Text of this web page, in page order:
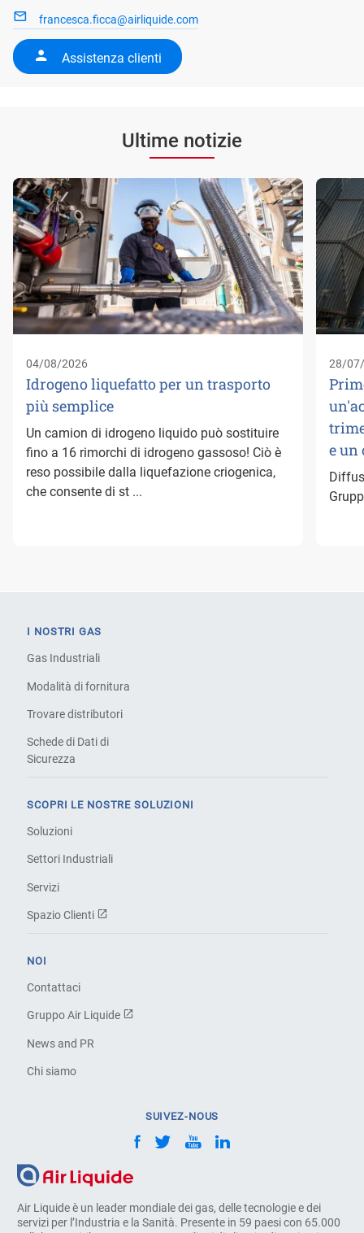
francesca.ficca@airliquide.com
Assistenza clienti
Ultime notizie
04/08/2026
Idrogeno liquefatto per un trasporto
più semplice
Un camion di idrogeno liquido può sostituire
fino a 16 rimorchi di idrogeno gassoso! Ciò è
reso possibile dalla liquefazione criogenica,
che consente di st ...
28/
e
Air Liquide è un leader mondiale dei gas, delle tecnologie e dei
servizi per l’Industria e la Sanità. Presente in 59 paesi con 65.000
I NOSTRI GAS
Gas Industriali
Modalità di fornitura
Trovare distributori
Schede di Dati di
Sicurezza
SCOPRI LE NOSTRE SOLUZIONI
Soluzioni
Settori Industriali
Servizi
Spazio Clienti
NOI
Contattaci
Gruppo Air Liquide
News and PR
Chi siamo
SUIVEZ-NOUS